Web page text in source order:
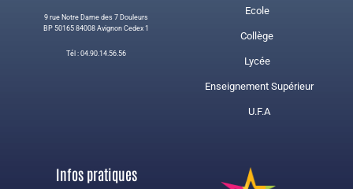
9 rue Notre Dame des 7 Douleurs
BP 50165 84008 Avignon Cedex 1
Tél : 04.90.14.56.56
Ecole
Collège
Lycée
Enseignement Supérieur
U.F.A
Infos pratiques